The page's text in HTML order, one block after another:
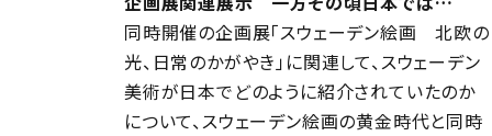
同時開催の企画展「スウェーデン絵画 北欧の
光、日常のかがやき」に関連して、スウェーデン
美術が日本でどのように紹介されていたのか
について、スウェーデン絵画の黄金時代と同時